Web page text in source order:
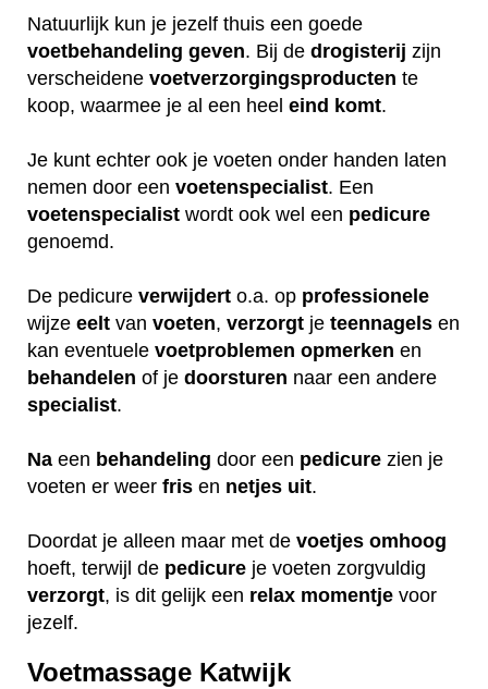
Natuurlijk kun je jezelf thuis een goede
voetbehandeling geven. Bij de drogisterij zijn
verscheidene voetverzorgingsproducten te
koop, waarmee je al een heel eind komt.
Je kunt echter ook je voeten onder handen laten
nemen door een voetenspecialist. Een
voetenspecialist wordt ook wel een pedicure
genoemd.
De pedicure verwijdert o.a. op professionele
wijze eelt van voeten, verzorgt je teennagels en
kan eventuele voetproblemen opmerken en
behandelen of je doorsturen naar een andere
specialist.
Na een behandeling door een pedicure zien je
voeten er weer fris en netjes uit.
Doordat je alleen maar met de voetjes omhoog
hoeft, terwijl de pedicure je voeten zorgvuldig
verzorgt, is dit gelijk een relax momentje voor
jezelf.
Voetmassage Katwijk